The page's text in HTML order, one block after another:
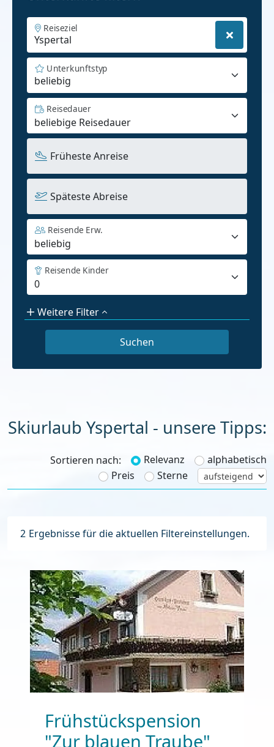
Reiseziel
beliebig
Unterkunftstyp
Reisedauer
Früheste Anreise
Späteste Abreise
Reisende Erw.
Reisende Kinder
Weitere Filter
Skiurlaub
Sortieren nach: Relevanz
alphabetisch
Preis
Sterne
2 Ergebnisse für die aktuellen Filtereinstellungen.
Frühstückspension
"Zur blauen Traube"